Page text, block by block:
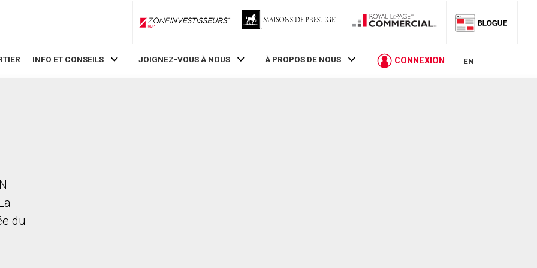
ZoneInvestisseurs RLP
INFO ET CONSEILS JOIGNEZ-VOUS À NOUS À PROPOS DE NOUS CONNEXION EN
du